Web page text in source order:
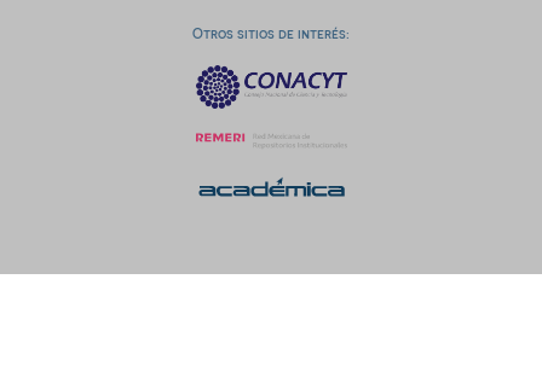
Otros sitios de interés: